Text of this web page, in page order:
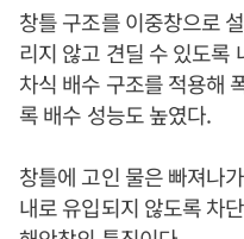
창틀 구조를 이중창으로
리지 않고 견딜 수 있도록
차식 배수 구조를 적용해
록 배수 성능도 높였다.
창틀에 고인 물은 빠져나
내로 유입되지 않도록 차